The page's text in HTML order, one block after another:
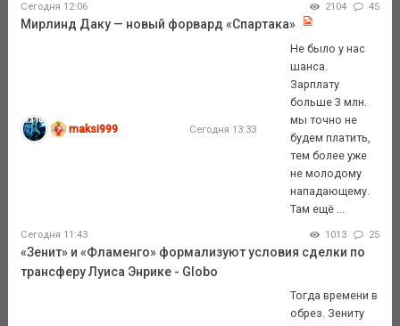
Сегодня 12:06 2104 45
Мирлинд Даку — новый форвард «Спартака»
maksi999 Сегодня 13:33
Не было у нас
шанса.
Зарплату
больше 3 млн.
мы точно не
будем платить,
тем более уже
не молодому
нападающему.
Там ещё ...
Сегодня 11:43 1013 25
«Зенит» и «Фламенго» формализуют условия сделки по
трансферу Луиса Энрике - Globo
Тогда времени в
обрез. Зениту